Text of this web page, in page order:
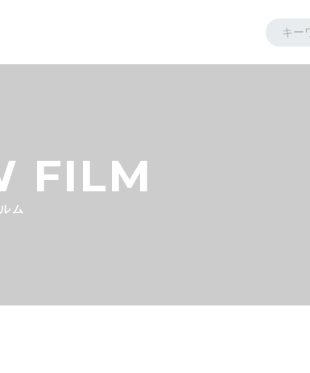
FILM
ム